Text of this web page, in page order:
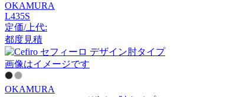
OKAMURA
L435S
定価/上代:
都度見積
画像はイメージです
OKAMURA